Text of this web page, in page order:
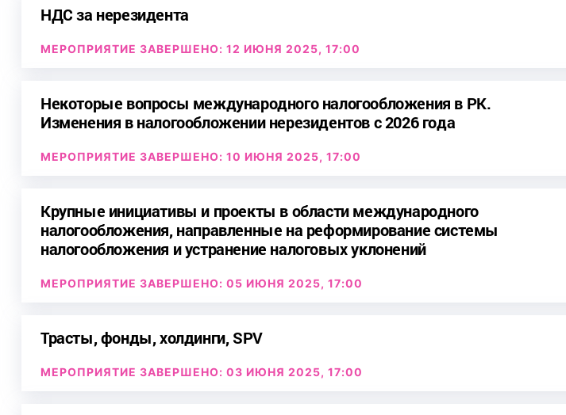
НДС за нерезидента
МЕРОПРИЯТИЕ ЗАВЕРШЕНО: 12 ИЮНЯ 2025, 17:00
Некоторые вопросы международного налогообложения в РК.
Изменения в налогообложении нерезидентов с 2026 года
МЕРОПРИЯТИЕ ЗАВЕРШЕНО: 10 ИЮНЯ 2025, 17:00
Крупные инициативы и проекты в области международного
налогообложения, направленные на реформирование системы
налогообложения и устранение налоговых уклонений
МЕРОПРИЯТИЕ ЗАВЕРШЕНО: 05 ИЮНЯ 2025, 17:00
Трасты, фонды, холдинги, SPV
МЕРОПРИЯТИЕ ЗАВЕРШЕНО: 03 ИЮНЯ 2025, 17:00